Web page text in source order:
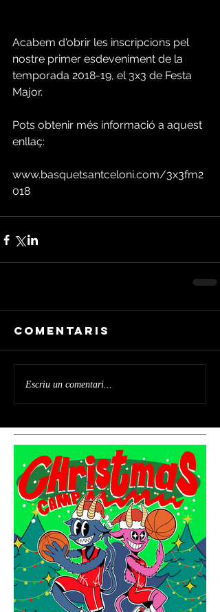
Acabem d'obrir les inscripcions pel
nostre primer esdeveniment de la
temporada 2018-19, el 3x3 de Festa
Major.
Pots obtenir més informació a aquest
enllaç:
www.basquetsantceloni.com/3x3fm2
018
Comentaris
Escriu un comentari...